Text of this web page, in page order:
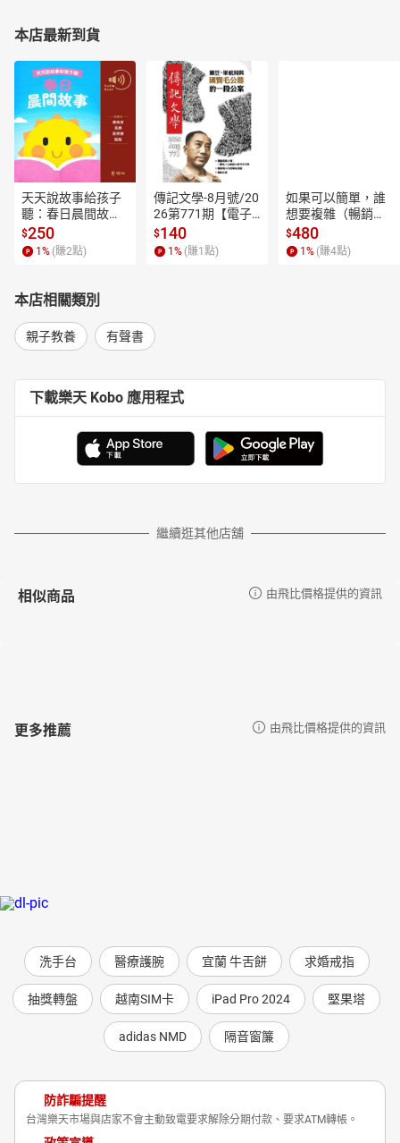
本店最新到貨
天天說故事給孩子
聽：春日晨間故事
【有聲書】
$250
1 % (賺2點)
傳記文學-8月號/20
26第771期【電子
書】
$140
1 % (賺1 點)
如果可以簡單，誰
想要複雜（暢銷經
典新編版）【電子
書】
$480
1 % (賺4點)
本店相關類別
親子教養 有聲書
下載樂天 Kobo 應用程式
繼續逛其他店舖
相似商品 由飛比價格提供的資訊
更多推薦 由飛比價格提供的資訊
洗手台 醫療護腕 宜蘭 牛舌餅 求婚戒指
抽獎轉盤 越南SIM卡 iPad Pro 2024 堅果塔
adidas NMD 隔音窗簾
防詐騙提醒
台灣樂天市場與店家不會主動致電要求解除分期付款、要求ATM轉帳。